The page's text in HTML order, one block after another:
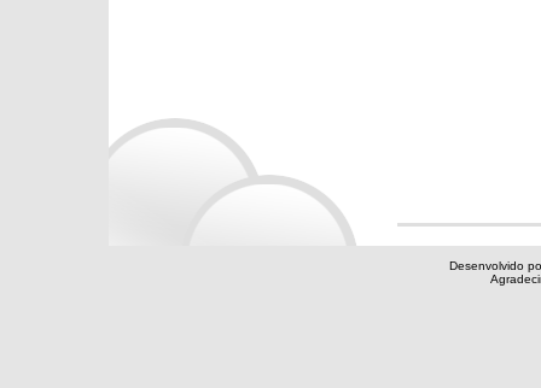
Desenvolvido